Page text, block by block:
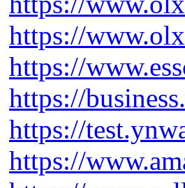
https://
https://
https://
https://
https://